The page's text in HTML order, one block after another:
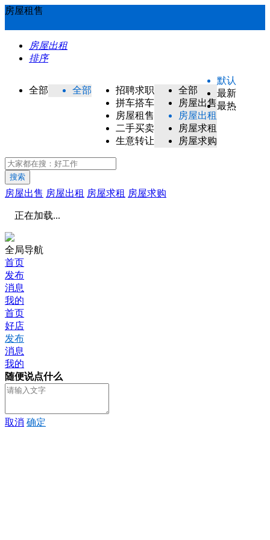
房屋租售
房屋出租
排序
全部 全部
招聘求职
拼车搭车
房屋租售
二手买卖
生意转让
全部
房屋出售
房屋出租
房屋求租
房屋求购
默认
最新
最热
搜索
房屋出售 房屋出租 房屋求租 房屋求购
正在加载...
全局导航
首页
发布
消息
我的
首页
好店
发布
消息
我的
随便说点什么
取消 确定